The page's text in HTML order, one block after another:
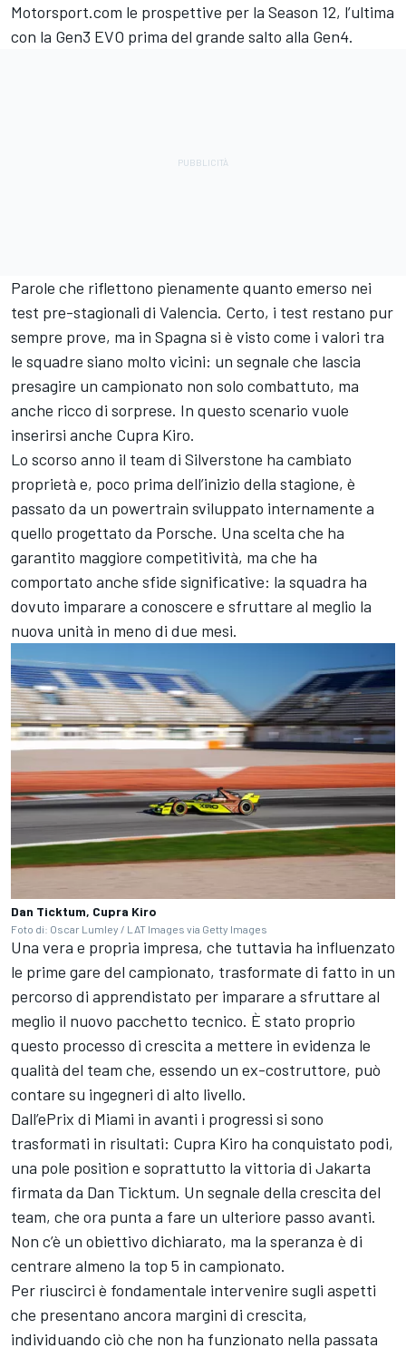
Motorsport.com le prospettive per la Season 12, l’ultima
con la Gen3 EVO prima del grande salto alla Gen4.
Parole che riflettono pienamente quanto emerso nei
test pre-stagionali di Valencia. Certo, i test restano pur
sempre prove, ma in Spagna si è visto come i valori tra
le squadre siano molto vicini: un segnale che lascia
presagire un campionato non solo combattuto, ma
anche ricco di sorprese. In questo scenario vuole
inserirsi anche Cupra Kiro.
Lo scorso anno il team di Silverstone ha cambiato
proprietà e, poco prima dell’inizio della stagione, è
passato da un powertrain sviluppato internamente a
quello progettato da Porsche. Una scelta che ha
garantito maggiore competitività, ma che ha
comportato anche sfide significative: la squadra ha
dovuto imparare a conoscere e sfruttare al meglio la
nuova unità in meno di due mesi.
Dan Ticktum, Cupra Kiro
Foto di: Oscar Lumley / LAT Images via Getty Images
Una vera e propria impresa, che tuttavia ha influenzato
le prime gare del campionato, trasformate di fatto in un
percorso di apprendistato per imparare a sfruttare al
meglio il nuovo pacchetto tecnico. È stato proprio
questo processo di crescita a mettere in evidenza le
qualità del team che, essendo un ex-costruttore, può
contare su ingegneri di alto livello.
Dall’ePrix di Miami in avanti i progressi si sono
trasformati in risultati: Cupra Kiro ha conquistato podi,
una pole position e soprattutto la vittoria di Jakarta
firmata da Dan Ticktum. Un segnale della crescita del
team, che ora punta a fare un ulteriore passo avanti.
Non c’è un obiettivo dichiarato, ma la speranza è di
centrare almeno la top 5 in campionato.
Per riuscirci è fondamentale intervenire sugli aspetti
che presentano ancora margini di crescita,
individuando ciò che non ha funzionato nella passata